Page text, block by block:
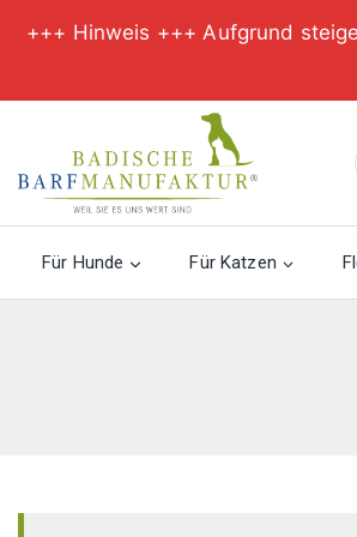
+++ Hinweis +++ Aufgrund
Für Hunde Für Katzen